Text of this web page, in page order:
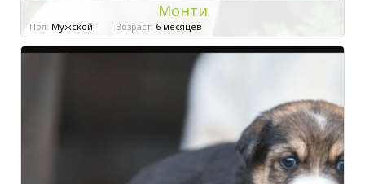
Монти
Пол: Мужской Возраст: 6 месяцев